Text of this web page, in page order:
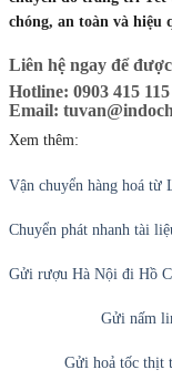
chóng, an toàn và hiệu
Liên hệ ngay để
Hotline: 0903 415 115
Email:
Xem thêm:
Vận chuyển hàng hoá từ
Chuyển phát nhanh tài
Gửi rượu Hà Nội đi Hồ
Gửi nấm
Gửi hoả tốc thịt